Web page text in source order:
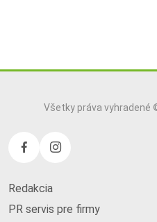
Všetky práva vyhradené
Redakcia
PR servis pre firmy